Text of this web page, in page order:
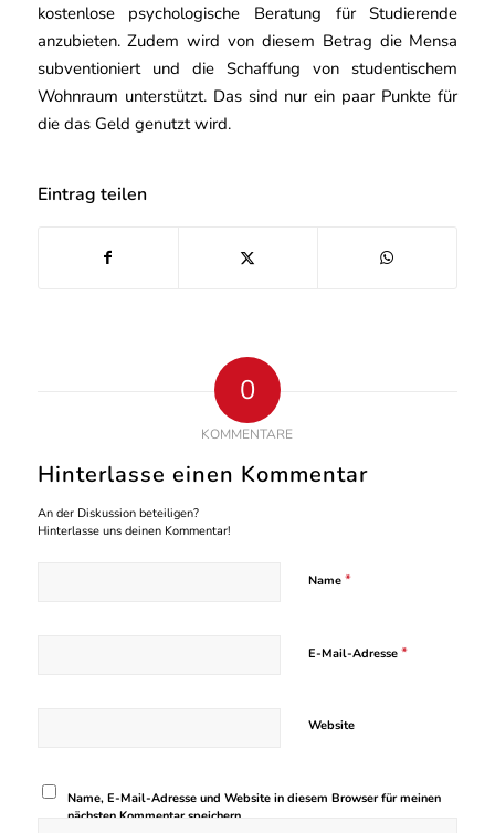
kostenlose psychologische Beratung für Studierende
anzubieten. Zudem wird von diesem Betrag die Mensa
subventioniert und die Schaffung von studentischem
Wohnraum unterstützt. Das sind nur ein paar Punkte für
die das Geld genutzt wird.
Eintrag teilen
0
KOMMENTARE
Hinterlasse einen Kommentar
An der Diskussion beteiligen?
Hinterlasse uns deinen Kommentar!
Name *
E-Mail-Adresse *
Website
Name, E-Mail-Adresse und Website in diesem Browser für meinen
nächsten Kommentar speichern.